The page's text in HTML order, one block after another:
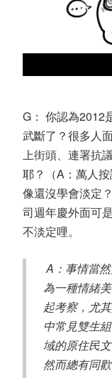
G： 你認為2012
武斷了？很多人
上街頭、連署抗
耶？（A：萬人
像還沒學會淡定
司週年慶外面可
不淡定哩。
A：事情當
為一種情緒
起考察，尤
中常見雙生
域的原住民
然而總有同